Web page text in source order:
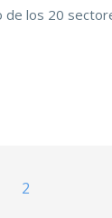
los 20
2